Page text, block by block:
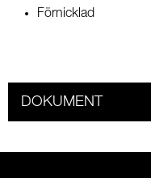
Förnicklad
DOKUMENT